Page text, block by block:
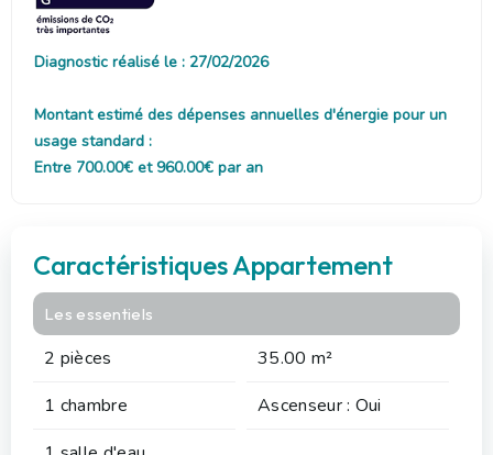
Diagnostic réalisé le : 27/02/2026
Montant estimé des dépenses annuelles d'énergie pour un
usage standard :
Entre 700.00€ et 960.00€ par an
Caractéristiques Appartement
Les essentiels
2 pièces
35.00 m²
1 chambre
Ascenseur : Oui